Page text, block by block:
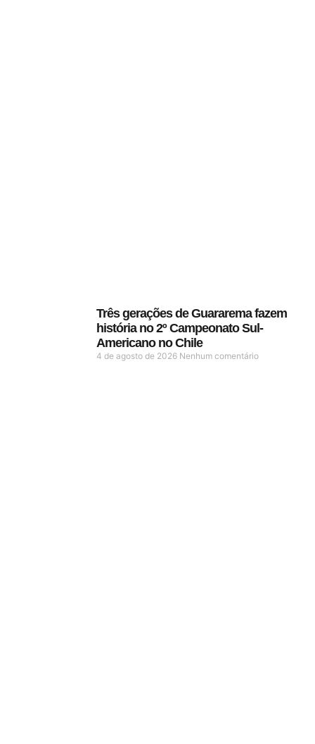
Três gerações de Guararema fazem
história no 2º Campeonato Sul-
Americano no Chile
4 de agosto de 2026 Nenhum comentário